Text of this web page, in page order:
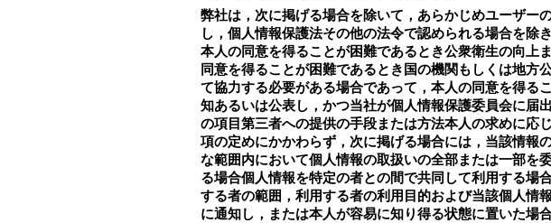
弊社は，次に掲げる場合を除いて，あらかじめユーザー
し，個人情報保護法その他の法令で認められる場合を除
本人の同意を得ることが困難であるとき公衆衛生の向上
同意を得ることが困難であるとき国の機関もしくは地方
て協力する必要がある場合であって，本人の同意を得る
知あるいは公表し，かつ当社が個人情報保護委員会に届
の項目第三者への提供の手段または方法本人の求めに応
項の定めにかかわらず，次に掲げる場合には，当該情報
な範囲内において個人情報の取扱いの全部または一部を
る場合個人情報を特定の者との間で共同して利用する場
する者の範囲，利用する者の利用目的および当該個人情
に通知し，または本人が容易に知り得る状態に置いた場